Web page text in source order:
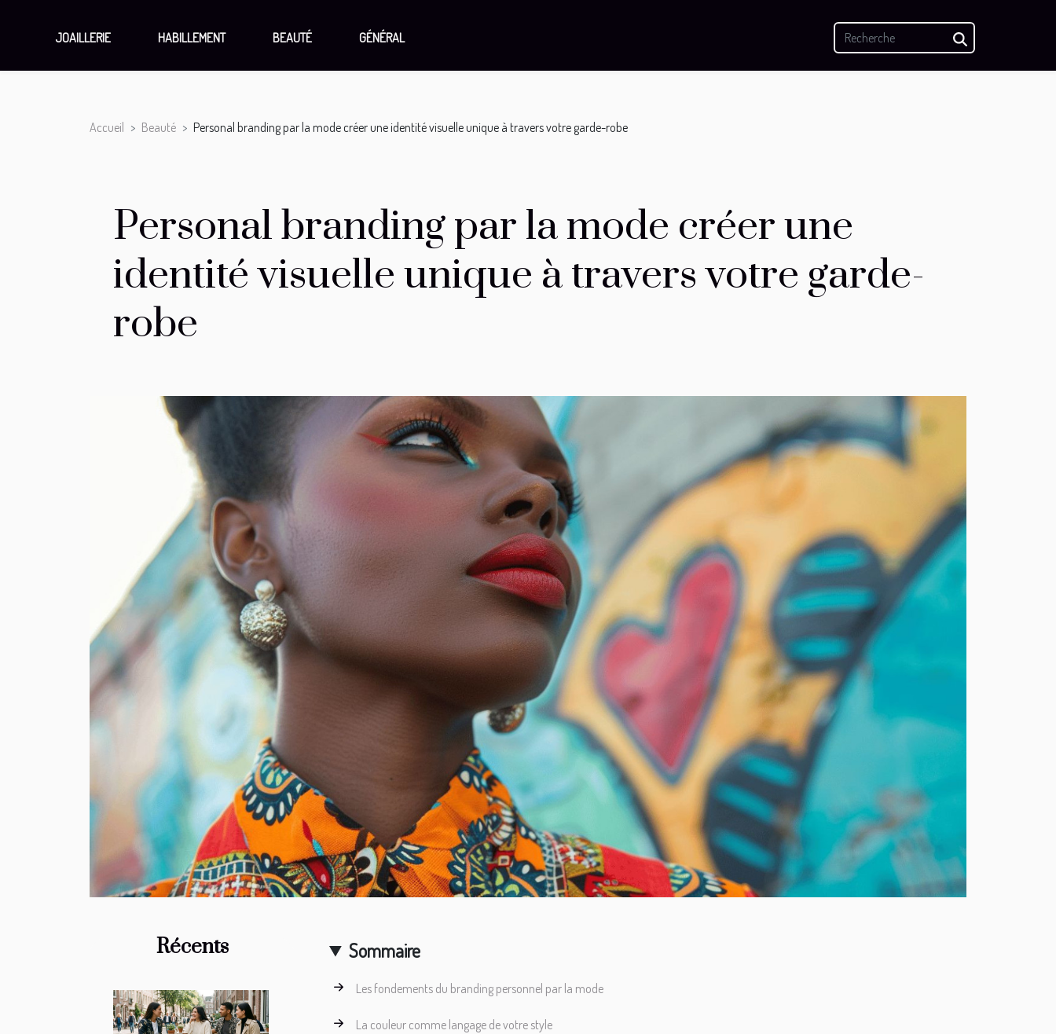
JOAILLERIE HABILLEMENT BEAUTÉ GÉNÉRAL
Accueil Beauté Personal branding par la mode créer une identité visuelle unique à travers votre garde-robe
Personal branding par la mode créer une
identité visuelle unique à travers votre garde-
robe
Récents Sommaire
Les fondements du branding personnel par la mode
La couleur comme langage de votre style